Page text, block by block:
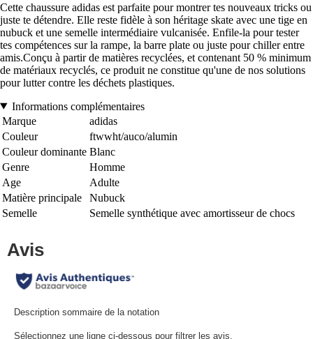
Cette chaussure adidas est parfaite pour montrer tes nouveaux tricks ou
juste te détendre. Elle reste fidèle à son héritage skate avec une tige en
nubuck et une semelle intermédiaire vulcanisée. Enfile-la pour tester
tes compétences sur la rampe, la barre plate ou juste pour chiller entre
amis.Conçu à partir de matières recyclées, et contenant 50 % minimum
de matériaux recyclés, ce produit ne constitue qu'une de nos solutions
pour lutter contre les déchets plastiques.
Informations complémentaires
Marque
adidas
Couleur
ftwwht/auco/alumin
Couleur dominante Blanc
Genre
Homme
Age
Adulte
Matière principale
Nubuck
Semelle
Semelle synthétique avec amortisseur de chocs